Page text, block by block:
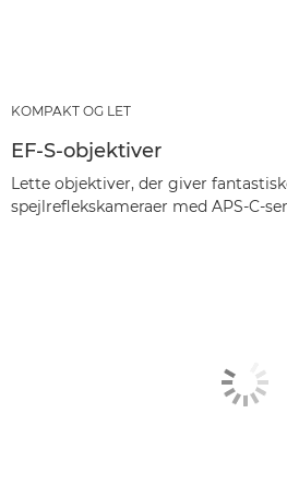
KOMPAKT OG LET
EF-S-objektiver
Lette objektiver, der giver
spejlreflekskameraer med APS-C-